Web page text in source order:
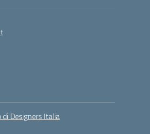
Designers Italia